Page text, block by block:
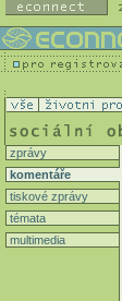
zprávy
komentáře
tiskové zprávy
témata
multimedia